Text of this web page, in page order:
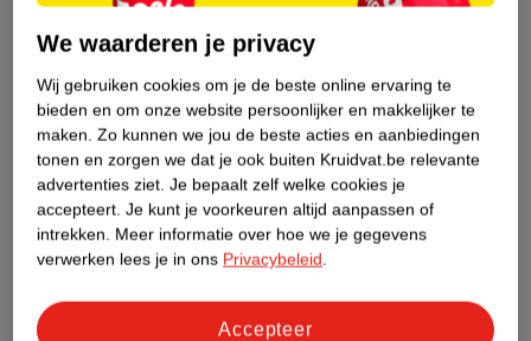
Nature Impact Score
Impact Score.
Meer informatie
Bestel & Bezorginformatie
Bekijk ook
We waarderen je privacy
Wij gebruiken cookies om je de beste online ervaring te
bieden en om onze website persoonlijker en makkelijker te
maken. Zo kunnen we jou de beste acties en aanbiedingen
tonen en zorgen we dat je ook buiten Kruidvat.be relevante
advertenties ziet. Je bepaalt zelf welke cookies je
accepteert. Je kunt je voorkeuren altijd aanpassen of
intrekken. Meer informatie over hoe we je gegevens
verwerken lees je in ons Privacybeleid.
Accepteer